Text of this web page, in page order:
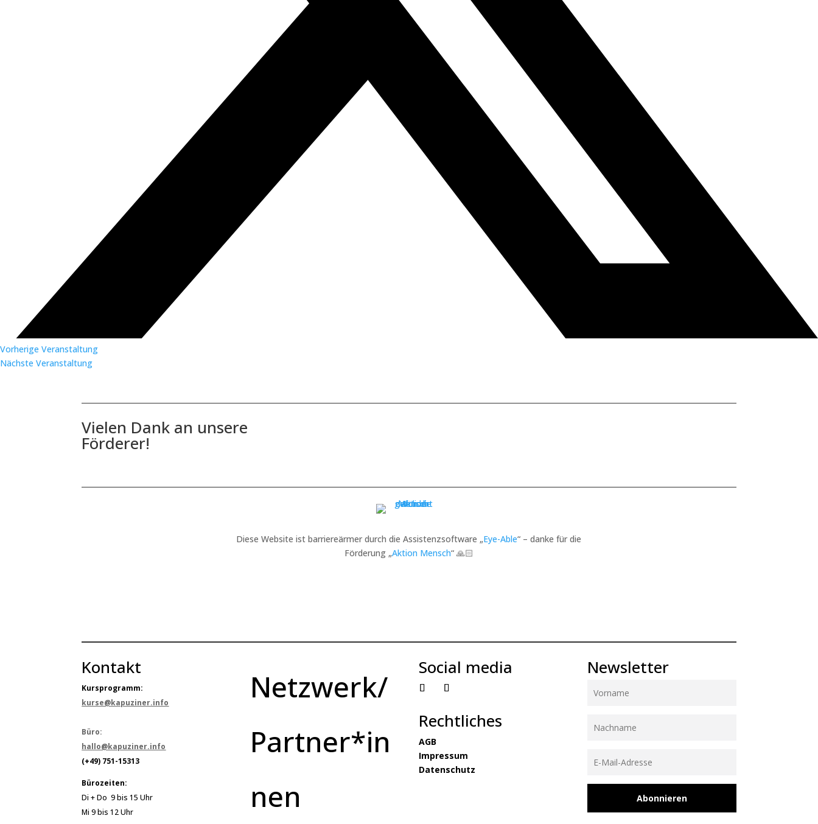
Vorherige Veranstaltung
Nächste Veranstaltung
Vielen Dank an unsere
Förderer!
Diese Website ist barriereärmer durch die Assistenzsoftware „Eye-Able“ – danke für die
Förderung „Aktion Mensch“ 🙏🏻
Kontakt
Kursprogramm:
kurse@kapuziner.info
Büro:
hallo@kapuziner.info
(+49) 751-15313
Bürozeiten:
Di + Do 9 bis 15 Uhr
Mi 9 bis 12 Uhr
Netzwerk/
Partner*in
nen
Social media
Rechtliches
AGB
Impressum
Datenschutz
Newsletter
Abonnieren